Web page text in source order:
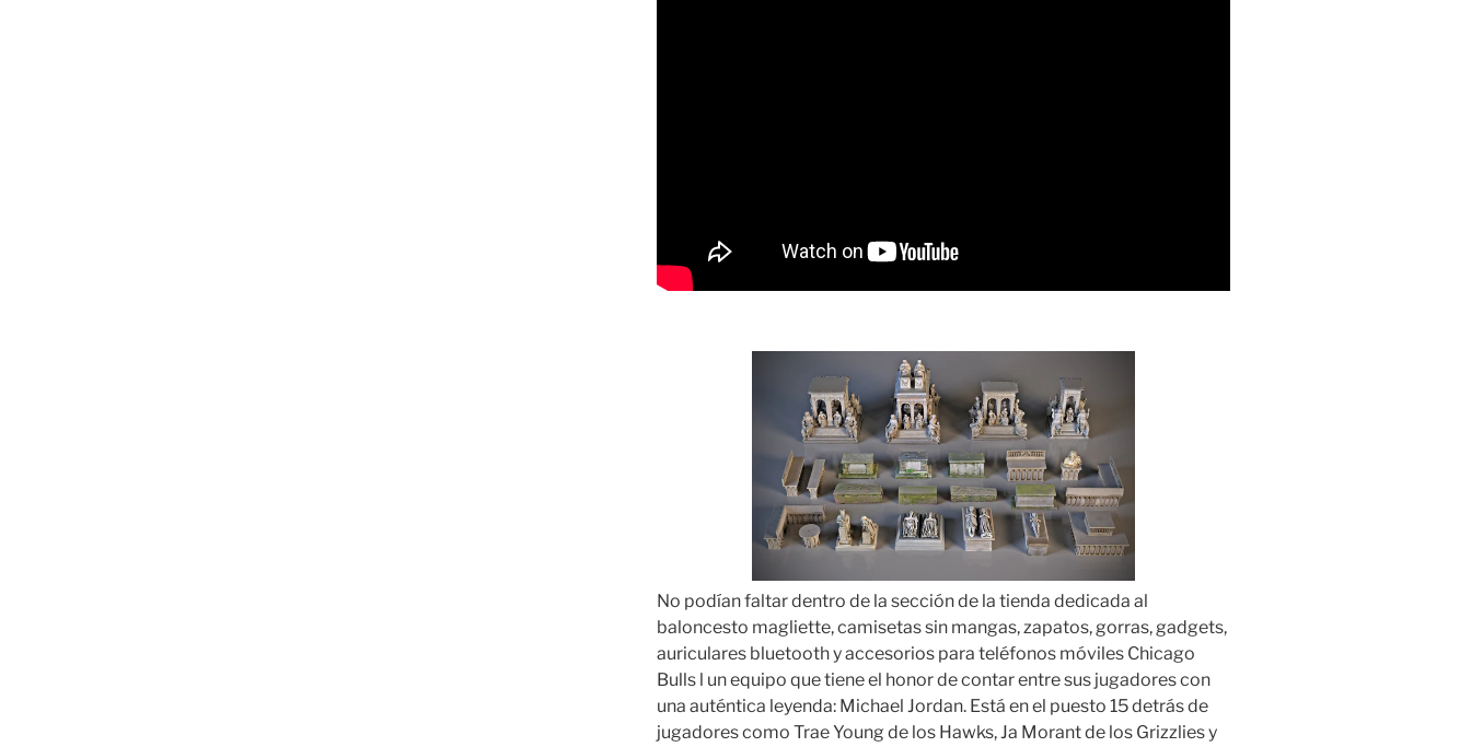
No podían faltar dentro de la sección de la tienda dedicada al
baloncesto magliette, camisetas sin mangas, zapatos, gorras, gadgets,
auriculares bluetooth y accesorios para teléfonos móviles Chicago
Bulls l un equipo que tiene el honor de contar entre sus jugadores con
una auténtica leyenda: Michael Jordan. Está en el puesto 15 detrás de
jugadores como Trae Young de los Hawks, Ja Morant de los Grizzlies y